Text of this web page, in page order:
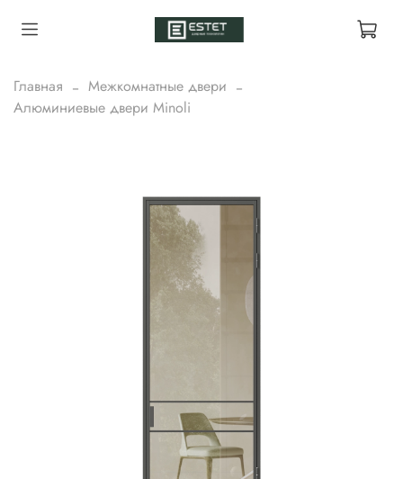
Главная
Межкомнатные двери
Алюминиевые двери Minoli